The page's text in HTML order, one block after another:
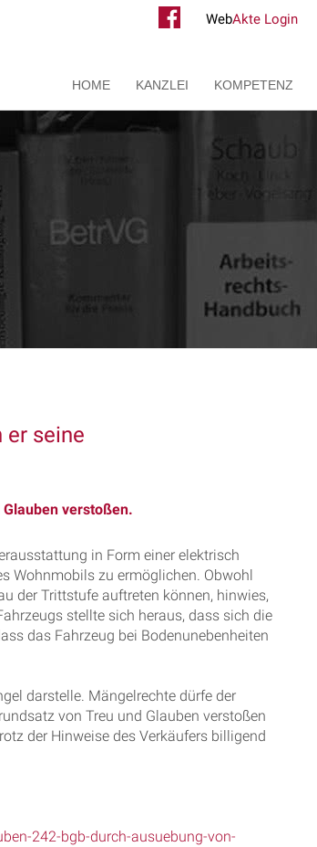
HOME KANZLEI KOMPETENZ
WebAkte Login
er seine
verstoßen.
in Form einer elektrisch
Wohnmobils zu ermöglichen. Obwohl
der Trittstufe auftreten können, hinwies,
stellte sich heraus, dass sich die
das Fahrzeug bei Bodenunebenheiten
darstelle. Mängelrechte dürfe der
von Treu und Glauben verstoßen
der Hinweise des Verkäufers billigend
242-bgb-durch-ausuebung-von-